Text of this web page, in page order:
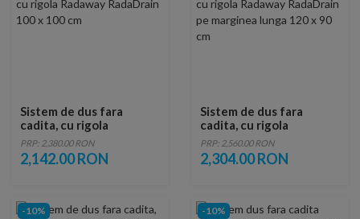
Sistem de dus fara
cadita, cu rigola
Radaway RadaDrain 100
x 100 cm
PRP: 2,380.00 RON
2,142.00 RON
Sistem de dus fara
cadita, cu rigola
Radaway RadaDrain pe
marginea lunga 120 x 90
cm
PRP: 2,560.00 RON
2,304.00 RON
-10% -10%